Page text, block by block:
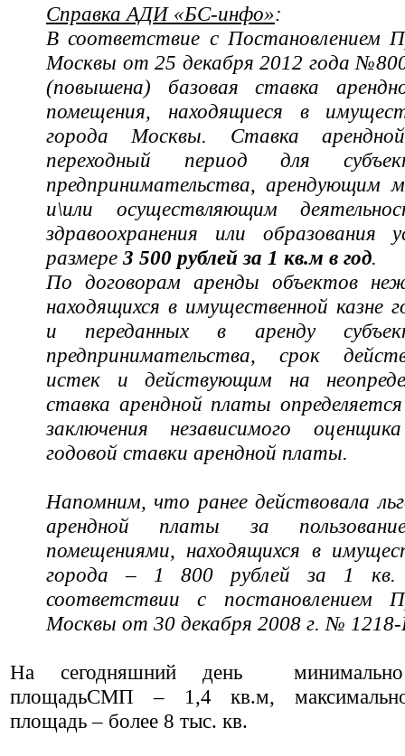
Справка АДИ «БС-инфо»:
В соответствие с Постановлением
Москвы от 25 декабря 2012 года
(повышена) базовая ставка
помещения, находящиеся в
города Москвы. Ставка
переходный период для
предпринимательства, арендующим
и\или осуществляющим
здравоохранения или образования
размере 3 500 рублей за 1 кв.м в год.
По договорам аренды объектов
находящихся в имущественной казне
и переданных в аренду
предпринимательства, срок
истек и действующим на
ставка арендной платы
заключения независимого
годовой ставки арендной платы.
Напомним, что ранее действовала
арендной платы за
помещениями, находящихся в
города – 1 800 рублей за 1
соответствии с постановлением
Москвы от 30 декабря 2008 г. №
На сегодняшний день минимально
площадьСМП – 1,4 кв.м,
площадь – более 8 тыс. кв.